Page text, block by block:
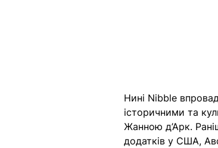
Нині Nibble
історичними та
Жанною д’Арк.
додатків у США,